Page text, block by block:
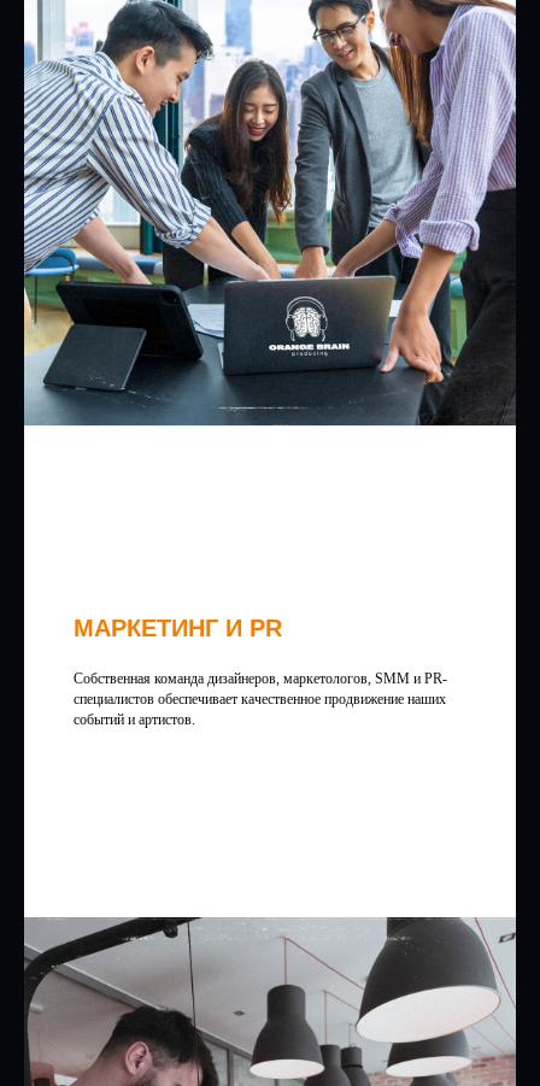
МАРКЕТИНГ И PR
Собственная команда дизайнеров, маркетологов, SMM и PR-
специалистов обеспечивает качественное продвижение наших
событий и артистов.